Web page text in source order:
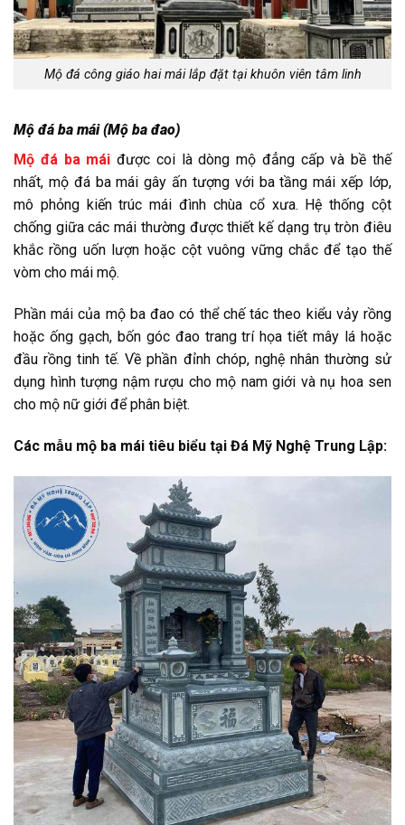
Mộ đá công giáo hai mái lắp đặt tại khuôn viên tâm linh
Mộ đá ba mái (Mộ ba đao)
Mộ đá ba mái được coi là dòng mộ đẳng cấp và bề thế
nhất, mộ đá ba mái gây ấn tượng với ba tầng mái xếp lớp,
mô phỏng kiến trúc mái đình chùa cổ xưa. Hệ thống cột
chống giữa các mái thường được thiết kế dạng trụ tròn điêu
khắc rồng uốn lượn hoặc cột vuông vững chắc để tạo thế
vòm cho mái mộ.
Phần mái của mộ ba đao có thể chế tác theo kiểu vảy rồng
hoặc ống gạch, bốn góc đao trang trí họa tiết mây lá hoặc
đầu rồng tinh tế. Về phần đỉnh chóp, nghệ nhân thường sử
dụng hình tượng nậm rượu cho mộ nam giới và nụ hoa sen
cho mộ nữ giới để phân biệt.
Các mẫu mộ ba mái tiêu biểu tại Đá Mỹ Nghệ Trung Lập: